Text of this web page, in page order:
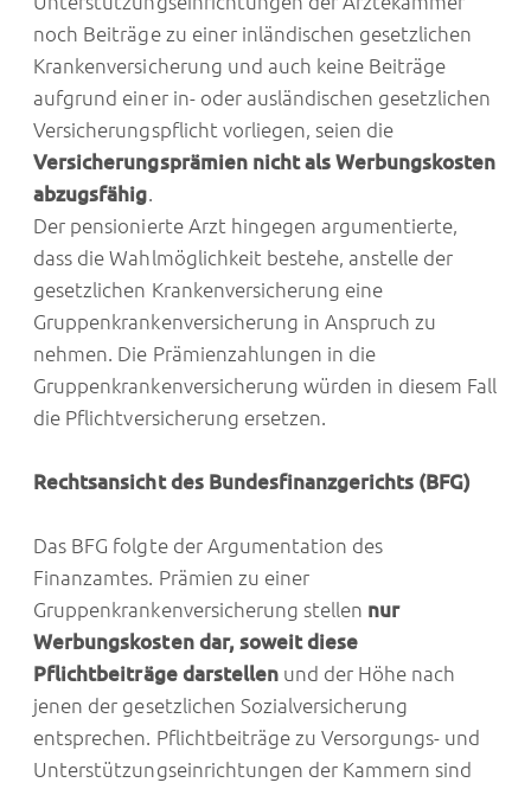
noch Beiträge zu einer inländischen gesetzlichen
Krankenversicherung und auch keine Beiträge
aufgrund einer in- oder ausländischen gesetzlichen
Versicherungspflicht vorliegen, seien die
Versicherungsprämien nicht als Werbungskosten
abzugsfähig.
Der pensionierte Arzt hingegen argumentierte,
dass die Wahlmöglichkeit bestehe, anstelle der
gesetzlichen Krankenversicherung eine
Gruppenkrankenversicherung in Anspruch zu
nehmen. Die Prämienzahlungen in die
Gruppenkrankenversicherung würden in diesem Fall
die Pflichtversicherung ersetzen.
Rechtsansicht des Bundesfinanzgerichts (BFG)
Das BFG folgte der Argumentation des
Finanzamtes. Prämien zu einer
Gruppenkrankenversicherung stellen nur
Werbungskosten dar, soweit diese
Pflichtbeiträge darstellenund der Höhe nach
jenen der gesetzlichen Sozialversicherung
entsprechen. Pflichtbeiträge zu Versorgungs- und
Unterstützungseinrichtungen der Kammern sind